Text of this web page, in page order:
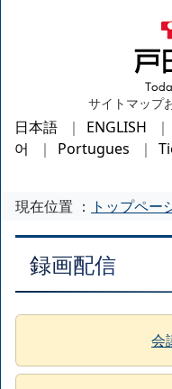
サイトマップ
日本語 ENGLISH
어
Portugues
現在位置 ： トップペー
録画配信
会